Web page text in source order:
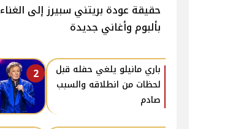
حقيقة عودة بريتني سبيرز إلى الغناء
بألبوم وأغاني جديدة
2
باري مانيلو يلغي حفله قبل
لحظات من انطلاقه والسبب
صادم